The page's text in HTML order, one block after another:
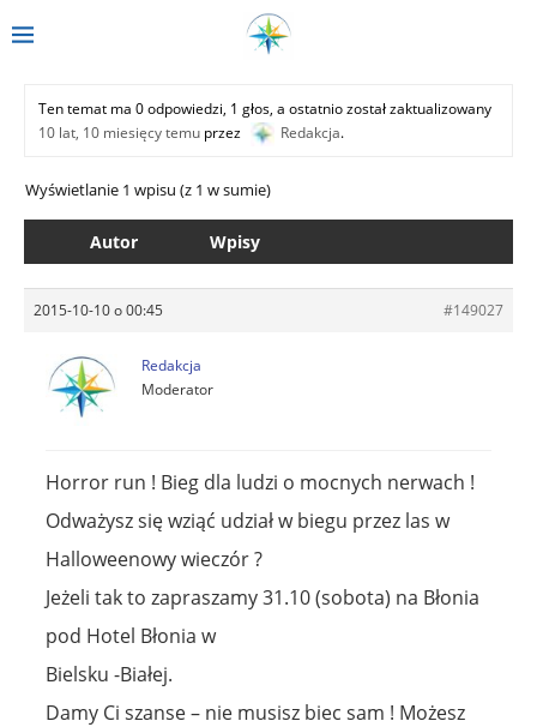
Ten temat ma 0 odpowiedzi, 1 głos, a ostatnio został zaktualizowany
10 lat, 10 miesięcy temu przez Redakcja.
Wyświetlanie 1 wpisu (z 1 w sumie)
Autor Wpisy
2015-10-10 o 00:45 #149027
Redakcja
Moderator
Horror run ! Bieg dla ludzi o mocnych nerwach !
Odważysz się wziąć udział w biegu przez las w
Halloweenowy wieczór ?
Jeżeli tak to zapraszamy 31.10 (sobota) na Błonia
pod Hotel Błonia w
Bielsku -Białej.
Damy Ci szanse – nie musisz biec sam ! Możesz